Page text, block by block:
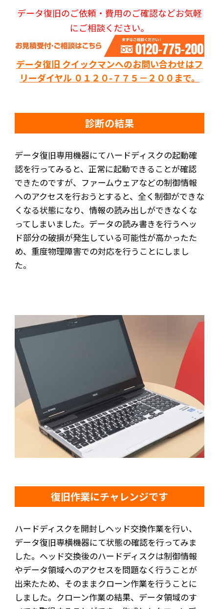
データ復旧のご依頼・費用のご確認などお気軽
にご相談ください。
データ復旧 クイックマンへのお問い合わせはフ
リーダイヤル ０１２０-７７５－２００まで。
診断の結果
データ復旧専用機器にてハードディスクの起動確
認を行ってみると、正常に起動できることが確認
できたのですが、ファームウェアなどの制御情報
へのアクセスを行おうとすると、全く制御ができな
くなる状態になり、情報の読み出しができなくな
ってしまいました。データの読み書きを行うヘッ
ド部分の破損が発生している可能性が高かったた
め、重度物理障害での対応を行うことにしまし
た。
復旧作業にチャレンジです
ハードディスクを開封しヘッド交換作業を行い、
データ復旧専横機器にて状態の確認を行ってみま
した。ヘッド交換後のハードディスクは制御情報
やデータ領域へのアクセスを問題なく行うことが
出来たため、そのままクローン作業を行うことに
しました。クローン作業の結果、データ領域のす